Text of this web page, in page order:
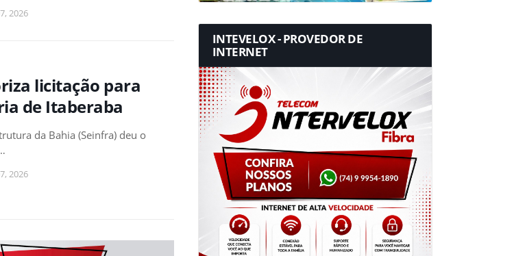
2026
licitação para
de Itaberaba
da Bahia (Seinfra) deu o
2026
INTEVELOX - PROVEDOR DE
INTERNET